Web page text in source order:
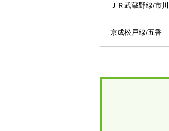
ＪＲ武蔵野線/市
京成松戸線/五香